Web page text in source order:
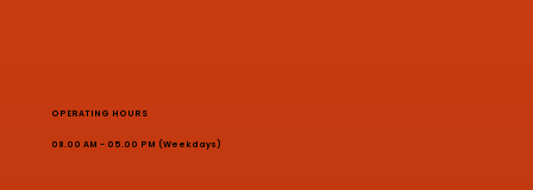
OPERATING HOURS
08.00 AM - 05.00 PM (Weekdays)